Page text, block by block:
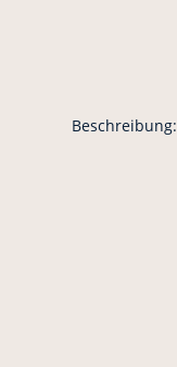
Beschreibung: